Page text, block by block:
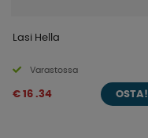
Lasi Hella
Varastossa
€ 16 .34 OSTA!